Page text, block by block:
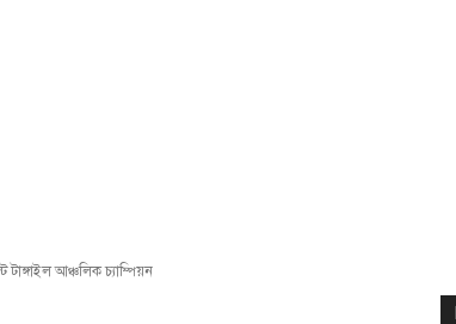
টাঙ্গাইল আঞ্চলিক চ্যাম্পিয়ন